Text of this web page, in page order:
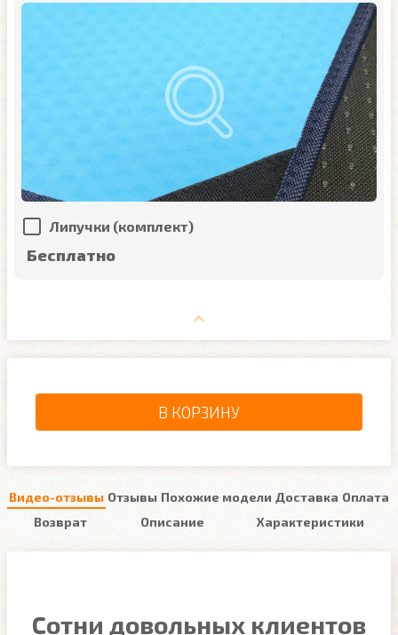
Липучки (комплект)
Бесплатно
В КОРЗИНУ
Видео-отзывы Отзывы Похожие модели Доставка Оплата
Возврат
Описание Характеристики
Сотни довольных клиентов